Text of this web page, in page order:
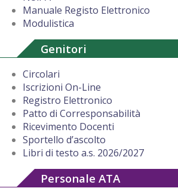
Manuale Registo Elettronico
Modulistica
Genitori
Circolari
Iscrizioni On-Line
Registro Elettronico
Patto di Corresponsabilità
Ricevimento Docenti
Sportello d’ascolto
Libri di testo a.s. 2026/2027
Personale ATA